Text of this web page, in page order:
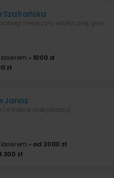
Szafrańska
lekarz wykonujący zabiegi medycyny estetycznej, ginekolog-położnik
• 1000 zł
zł
Janas
(w trakcie specjalizacji)
• od 2000 zł
300 zł